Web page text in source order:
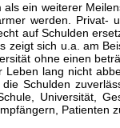
ein weiterer
werden. Privat-
auf Schulden
sich u.a. am
ohne einen
lang nicht
Schulden
Universität,
Patienten